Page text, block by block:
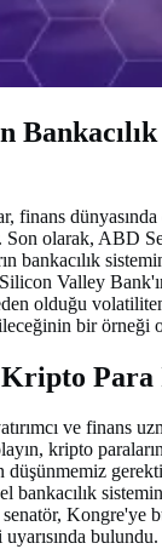
finans dünyasında
Son olarak, ABD
bankacılık
Valley
olduğu
bir örneği
Kripto
ve finans
kripto
düşünmemiz
bankacılık
Kongre'ye
bulundu.